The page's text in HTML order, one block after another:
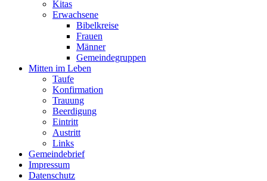
Kitas
Erwachsene
Bibelkreise
Frauen
Männer
Gemeindegruppen
Mitten im Leben
Taufe
Konfirmation
Trauung
Beerdigung
Eintritt
Austritt
Links
Gemeindebrief
Impressum
Datenschutz